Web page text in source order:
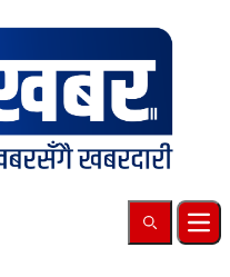
Search